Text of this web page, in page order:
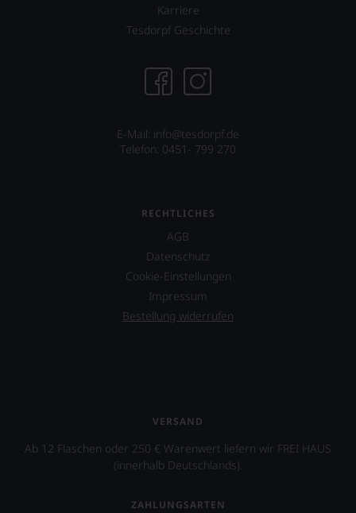
Karriere
Tesdorpf Geschichte
E-Mail: info@tesdorpf.de
Telefon: 0451- 799 270
RECHTLICHES
AGB
Datenschutz
Cookie-Einstellungen
Impressum
Bestellung widerrufen
VERSAND
Ab 12 Flaschen oder 250 € Warenwert liefern wir FREI HAUS
(innerhalb Deutschlands).
ZAHLUNGSARTEN